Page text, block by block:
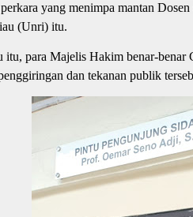
yang menimpa mantan
(Unri) itu.
para Majelis Hakim benar-benar
dan tekanan publik